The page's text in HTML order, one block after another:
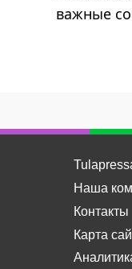
важные
Наша
Контакты
Карта